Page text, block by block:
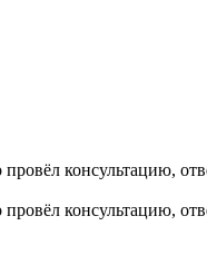
консультацию,
консультацию,